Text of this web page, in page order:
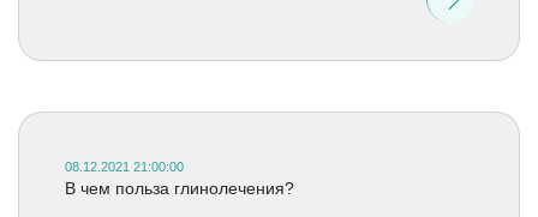
08.12.2021 21:00:00
В чем польза глинолечения?